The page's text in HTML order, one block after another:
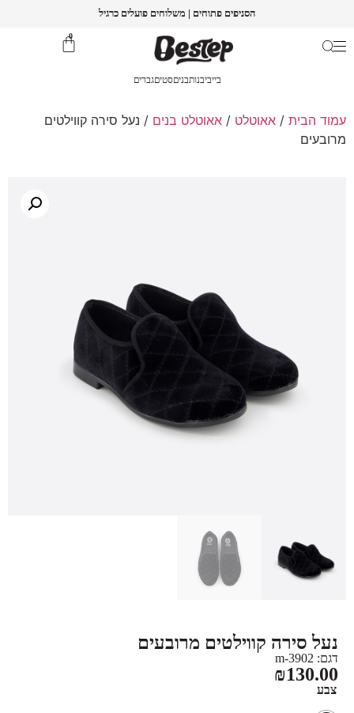
הסניפים פתוחים | משלוחים פועלים כרגיל
0
בייביבנותבניםסטיםגברים
עמוד הבית / אאוטלט / אאוטלט בנים / נעל סירה קווילטים
מרובעים
נעל סירה קווילטים מרובעים
דגם: 3902-m
₪130.00
צבע